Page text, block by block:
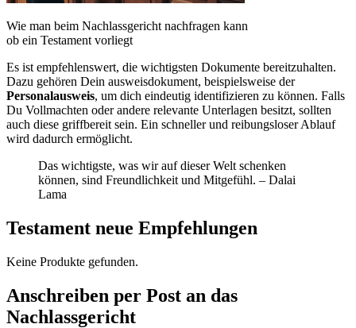
Wie man beim Nachlassgericht nachfragen kann
ob ein Testament vorliegt
Es ist empfehlenswert, die wichtigsten Dokumente bereitzuhalten.
Dazu gehören Dein ausweisdokument, beispielsweise der
Personalausweis, um dich eindeutig identifizieren zu können. Falls
Du Vollmachten oder andere relevante Unterlagen besitzt, sollten
auch diese griffbereit sein. Ein schneller und reibungsloser Ablauf
wird dadurch ermöglicht.
Das wichtigste, was wir auf dieser Welt schenken
können, sind Freundlichkeit und Mitgefühl. – Dalai
Lama
Testament neue Empfehlungen
Keine Produkte gefunden.
Anschreiben per Post an das
Nachlassgericht